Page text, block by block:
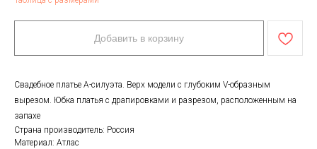
Добавить в корзину
Свадебное платье А-силуэта. Верх модели с глубоким V-образным
вырезом. Юбка платья с драпировками и разрезом, расположенным на
запахе
Страна производитель: Россия
Материал: Атлас